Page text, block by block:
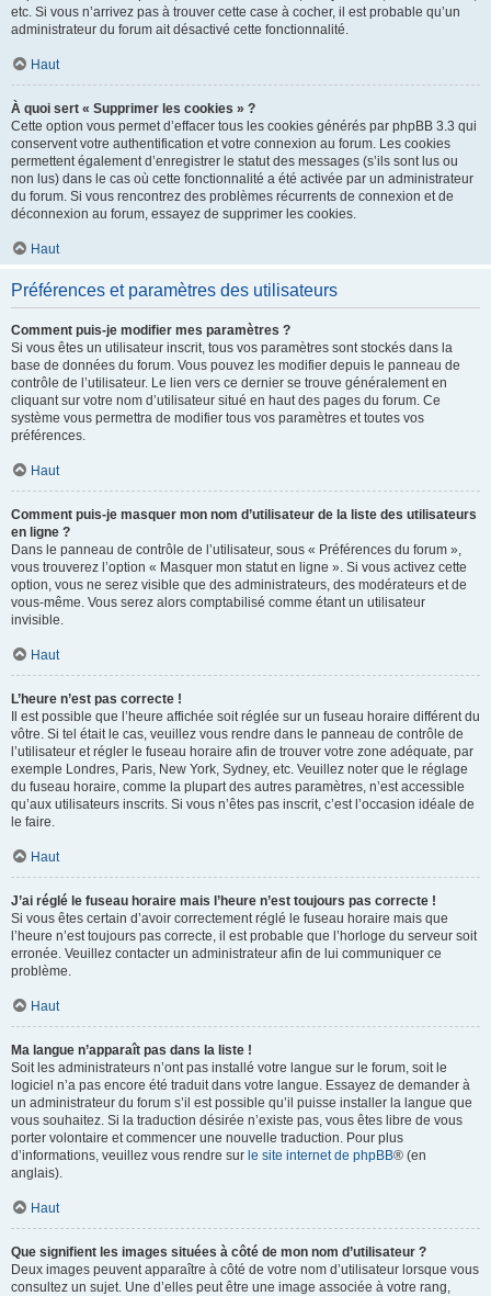
etc. Si vous n’arrivez pas à trouver cette case à cocher, il est probable qu’un
administrateur du forum ait désactivé cette fonctionnalité.
Haut
À quoi sert « Supprimer les cookies » ?
Cette option vous permet d’effacer tous les cookies générés par phpBB 3.3 qui
conservent votre authentification et votre connexion au forum. Les cookies
permettent également d’enregistrer le statut des messages (s’ils sont lus ou
non lus) dans le cas où cette fonctionnalité a été activée par un administrateur
du forum. Si vous rencontrez des problèmes récurrents de connexion et de
déconnexion au forum, essayez de supprimer les cookies.
Haut
Préférences et paramètres des utilisateurs
Comment puis-je modifier mes paramètres ?
Si vous êtes un utilisateur inscrit, tous vos paramètres sont stockés dans la
base de données du forum. Vous pouvez les modifier depuis le panneau de
contrôle de l’utilisateur. Le lien vers ce dernier se trouve généralement en
cliquant sur votre nom d’utilisateur situé en haut des pages du forum. Ce
système vous permettra de modifier tous vos paramètres et toutes vos
préférences.
Haut
Comment puis-je masquer mon nom d’utilisateur de la liste des utilisateurs
en ligne ?
Dans le panneau de contrôle de l’utilisateur, sous « Préférences du forum »,
vous trouverez l’option « Masquer mon statut en ligne ». Si vous activez cette
option, vous ne serez visible que des administrateurs, des modérateurs et de
vous-même. Vous serez alors comptabilisé comme étant un utilisateur
invisible.
Haut
L’heure n’est pas correcte !
Il est possible que l’heure affichée soit réglée sur un fuseau horaire différent du
vôtre. Si tel était le cas, veuillez vous rendre dans le panneau de contrôle de
l’utilisateur et régler le fuseau horaire afin de trouver votre zone adéquate, par
exemple Londres, Paris, New York, Sydney, etc. Veuillez noter que le réglage
du fuseau horaire, comme la plupart des autres paramètres, n’est accessible
qu’aux utilisateurs inscrits. Si vous n’êtes pas inscrit, c’est l’occasion idéale de
le faire.
Haut
J’ai réglé le fuseau horaire mais l’heure n’est toujours pas correcte !
Si vous êtes certain d’avoir correctement réglé le fuseau horaire mais que
l’heure n’est toujours pas correcte, il est probable que l’horloge du serveur soit
erronée. Veuillez contacter un administrateur afin de lui communiquer ce
problème.
Haut
Ma langue n’apparaît pas dans la liste !
Soit les administrateurs n’ont pas installé votre langue sur le forum, soit le
logiciel n’a pas encore été traduit dans votre langue. Essayez de demander à
un administrateur du forum s’il est possible qu’il puisse installer la langue que
vous souhaitez. Si la traduction désirée n’existe pas, vous êtes libre de vous
porter volontaire et commencer une nouvelle traduction. Pour plus
d’informations, veuillez vous rendre sur le site internet de phpBB® (en
anglais).
Haut
Que signifient les images situées à côté de mon nom d’utilisateur ?
Deux images peuvent apparaître à côté de votre nom d’utilisateur lorsque vous
consultez un sujet. Une d’elles peut être une image associée à votre rang,